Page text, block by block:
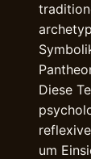
Diese
um